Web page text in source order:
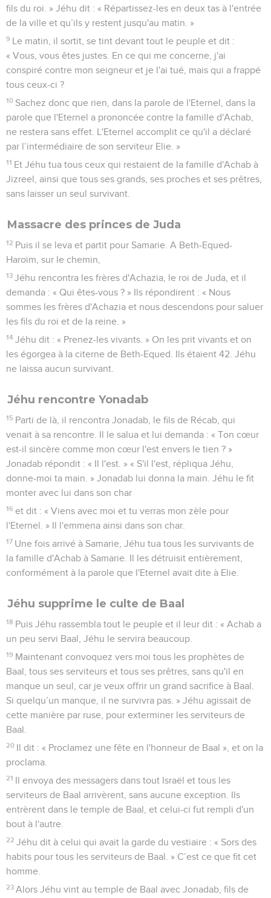
fils du roi. » Jéhu dit : « Répartissez-les en deux tas à l'entrée
de la ville et qu’ils y restent jusqu'au matin. »
9 Le matin, il sortit, se tint devant tout le peuple et dit :
« Vous, vous êtes justes. En ce qui me concerne, j'ai
conspiré contre mon seigneur et je l'ai tué, mais qui a frappé
tous ceux-ci ?
10 Sachez donc que rien, dans la parole de l'Eternel, dans la
parole que l'Eternel a prononcée contre la famille d'Achab,
ne restera sans effet. L'Eternel accomplit ce qu'il a déclaré
par l’intermédiaire de son serviteur Elie. »
11 Et Jéhu tua tous ceux qui restaient de la famille d'Achab à
Jizreel, ainsi que tous ses grands, ses proches et ses prêtres,
sans laisser un seul survivant.
Massacre des princes de Juda
12 Puis il se leva et partit pour Samarie. A Beth-Equed-
Haroïm, sur le chemin,
13 Jéhu rencontra les frères d'Achazia, le roi de Juda, et il
demanda : « Qui êtes-vous ? » Ils répondirent : « Nous
sommes les frères d'Achazia et nous descendons pour saluer
les fils du roi et de la reine. »
14 Jéhu dit : « Prenez-les vivants. » On les prit vivants et on
les égorgea à la citerne de Beth-Equed. Ils étaient 42. Jéhu
ne laissa aucun survivant.
Jéhu rencontre Yonadab
15 Parti de là, il rencontra Jonadab, le fils de Récab, qui
venait à sa rencontre. Il le salua et lui demanda : « Ton cœur
est-il sincère comme mon cœur l'est envers le tien ? »
Jonadab répondit : « Il l'est. » « S'il l'est, répliqua Jéhu,
donne-moi ta main. » Jonadab lui donna la main. Jéhu le fit
monter avec lui dans son char
16 et dit : « Viens avec moi et tu verras mon zèle pour
l'Eternel. » Il l'emmena ainsi dans son char.
17 Une fois arrivé à Samarie, Jéhu tua tous les survivants de
la famille d'Achab à Samarie. Il les détruisit entièrement,
conformément à la parole que l'Eternel avait dite à Elie.
Jéhu supprime le culte de Baal
18 Puis Jéhu rassembla tout le peuple et il leur dit : « Achab a
un peu servi Baal, Jéhu le servira beaucoup.
19 Maintenant convoquez vers moi tous les prophètes de
Baal, tous ses serviteurs et tous ses prêtres, sans qu'il en
manque un seul, car je veux offrir un grand sacrifice à Baal.
Si quelqu’un manque, il ne survivra pas. » Jéhu agissait de
cette manière par ruse, pour exterminer les serviteurs de
Baal.
20 Il dit : « Proclamez une fête en l'honneur de Baal », et on la
proclama.
21 Il envoya des messagers dans tout Israël et tous les
serviteurs de Baal arrivèrent, sans aucune exception. Ils
entrèrent dans le temple de Baal, et celui-ci fut rempli d'un
bout à l'autre.
22 Jéhu dit à celui qui avait la garde du vestiaire : « Sors des
habits pour tous les serviteurs de Baal. » C’est ce que fit cet
homme.
23 Alors Jéhu vint au temple de Baal avec Jonadab, fils de